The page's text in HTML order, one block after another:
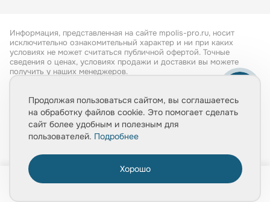
Информация, представленная на сайте mpolis-pro.ru, носит
исключительно ознакомительный характер и ни при каких
условиях не может считаться публичной офертой. Точные
сведения о ценах, условиях продажи и доставки вы можете
получить у наших менеджеров.
Обработка персональных данных
Политика конфиденциальности
Продолжая пользоваться сайтом, вы соглашаетесь
на обработку файлов cookie. Это помогает сделать
сайт более удобным и полезным для
пользователей. Подробнее
Хорошо